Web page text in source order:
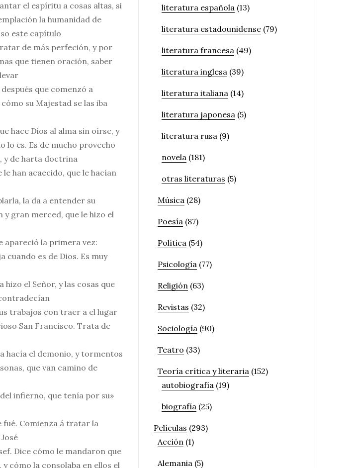
el espíritu a cosas altas, si
la humanidad de
este capítulo
de más perfeción, y por
que tienen oración, saber
que comenzó a
su Majestad se las iba
hace Dios al alma sin oírse, y
lo es. Es de mucho provecho
y de harta doctrina
han acaecido, que le hacían
la da a entender su
gran merced, que le hizo el
apareció la primera vez:
cuando es de Dios. Es muy
el Señor, y las cosas que
trabajos con traer a el lugar
San Francisco. Trata de
hacía el demonio, y tormentos
que van camino de
infierno, que tenía por su»
fué. Comienza á tratar la
Dice cómo le mandaron que
cómo la consolaba en ellos el
literatura española (13)
literatura estadounidense (79)
literatura francesa (49)
literatura inglesa (39)
literatura italiana (14)
literatura japonesa (5)
literatura rusa (9)
novela (181)
otras literaturas (5)
Música (28)
Poesía (87)
Política (54)
Psicología (77)
Religión (63)
Revistas (32)
Sociología (90)
Teatro (33)
Teoría crítica y literaria (152)
autobiografía (19)
biografía (25)
Películas (293)
Acción (1)
Alemania (5)